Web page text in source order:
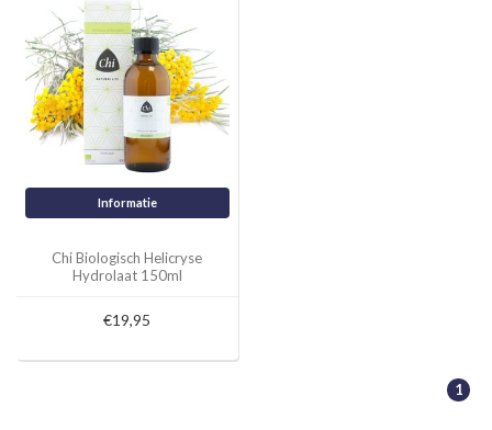
Informatie
Chi Biologisch Helicryse
Hydrolaat 150ml
€19,95
1